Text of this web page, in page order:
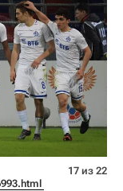
17 из 22